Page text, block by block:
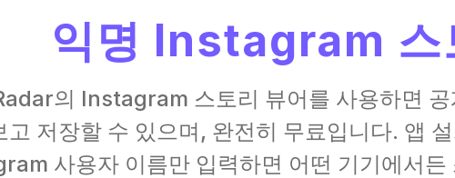
익명 Instagram 스
의 Instagram 스토리 뷰어를 사용하면
고 저장할 수 있으며, 완전히 무료입니다. 앱
사용자 이름만 입력하면 어떤 기기에서